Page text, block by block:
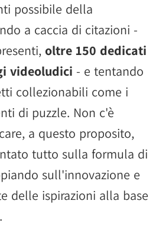
possibile della
a caccia di citazioni -
oltre 150 dedicati
videoludici - e tentando
collezionabili come i
di puzzle. Non c'è
a questo proposito,
tutto sulla formula di
sull'innovazione e
delle ispirazioni alla base